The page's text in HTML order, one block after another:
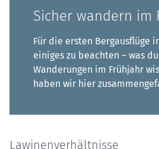
Sicher wandern im
Für die ersten Bergausflüge
einiges zu beachten – was
Wanderungen im Frühjahr
haben wir hier
Lawinenverhältnisse